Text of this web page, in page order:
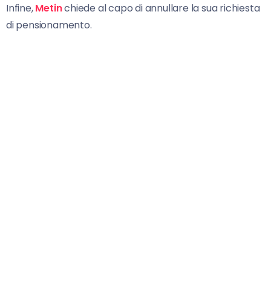
Infine,Metinchiede al capo di annullare la sua richiesta
di pensionamento.